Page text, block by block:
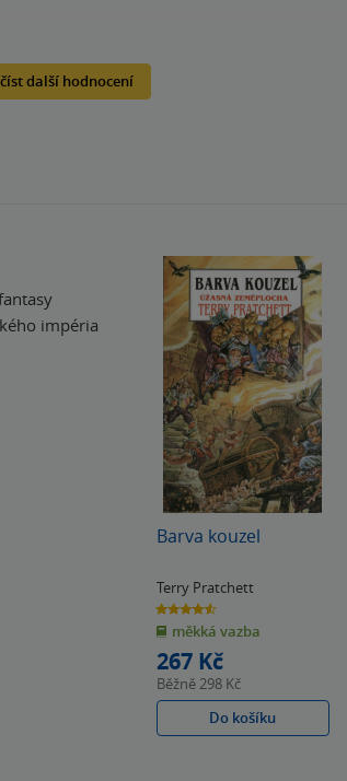
další hodnocení
impéria
Barva kouzel
Terry Pratchett
4.6
z
5
hvězdiček
měkká vazba
267 Kč
Běžně298 Kč
Do košíku